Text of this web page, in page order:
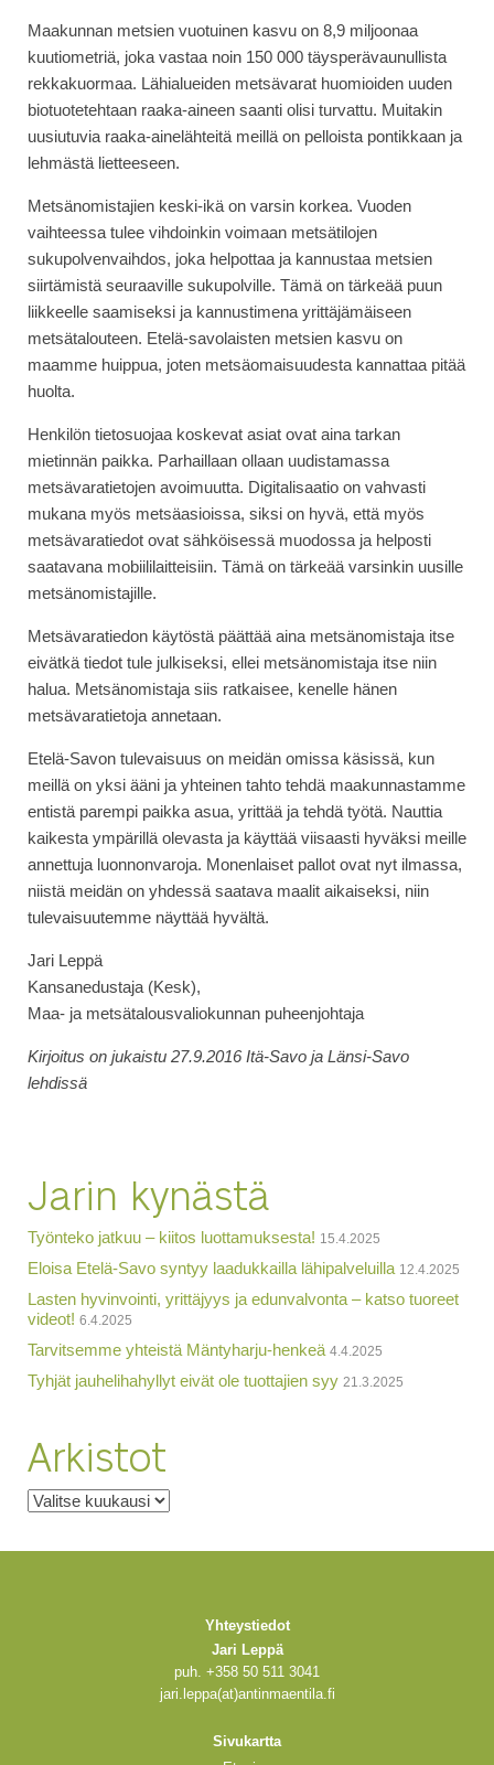
Maakunnan metsien vuotuinen kasvu on 8,9 miljoonaa
kuutiometriä, joka vastaa noin 150 000 täysperävaunullista
rekkakuormaa. Lähialueiden metsävarat huomioiden uuden
biotuotetehtaan raaka-aineen saanti olisi turvattu. Muitakin
uusiutuvia raaka-ainelähteitä meillä on pelloista pontikkaan ja
lehmästä lietteeseen.
Metsänomistajien keski-ikä on varsin korkea. Vuoden
vaihteessa tulee vihdoinkin voimaan metsätilojen
sukupolvenvaihdos, joka helpottaa ja kannustaa metsien
siirtämistä seuraaville sukupolville. Tämä on tärkeää puun
liikkeelle saamiseksi ja kannustimena yrittäjämäiseen
metsätalouteen. Etelä-savolaisten metsien kasvu on
maamme huippua, joten metsäomaisuudesta kannattaa pitää
huolta.
Henkilön tietosuojaa koskevat asiat ovat aina tarkan
mietinnän paikka. Parhaillaan ollaan uudistamassa
metsävaratietojen avoimuutta. Digitalisaatio on vahvasti
mukana myös metsäasioissa, siksi on hyvä, että myös
metsävaratiedot ovat sähköisessä muodossa ja helposti
saatavana mobiililaitteisiin. Tämä on tärkeää varsinkin uusille
metsänomistajille.
Metsävaratiedon käytöstä päättää aina metsänomistaja itse
eivätkä tiedot tule julkiseksi, ellei metsänomistaja itse niin
halua. Metsänomistaja siis ratkaisee, kenelle hänen
metsävaratietoja annetaan.
Etelä-Savon tulevaisuus on meidän omissa käsissä, kun
meillä on yksi ääni ja yhteinen tahto tehdä maakunnastamme
entistä parempi paikka asua, yrittää ja tehdä työtä. Nauttia
kaikesta ympärillä olevasta ja käyttää viisaasti hyväksi meille
annettuja luonnonvaroja. Monenlaiset pallot ovat nyt ilmassa,
niistä meidän on yhdessä saatava maalit aikaiseksi, niin
tulevaisuutemme näyttää hyvältä.
Jari Leppä
Kansanedustaja (Kesk),
Maa- ja metsätalousvaliokunnan puheenjohtaja
Kirjoitus on jukaistu 27.9.2016 Itä-Savo ja Länsi-Savo
lehdissä
Jarin kynästä
Työnteko jatkuu – kiitos luottamuksesta! 15.4.2025
Eloisa Etelä-Savo syntyy laadukkailla lähipalveluilla 12.4.2025
Lasten hyvinvointi, yrittäjyys ja edunvalvonta – katso tuoreet
videot! 6.4.2025
Tarvitsemme yhteistä Mäntyharju-henkeä 4.4.2025
Tyhjät jauhelihahyllyt eivät ole tuottajien syy 21.3.2025
Arkistot
Arkistot
Yhteystiedot
Jari Leppä
puh. +358 50 511 3041
jari.leppa(at)antinmaentila.fi
Sivukartta